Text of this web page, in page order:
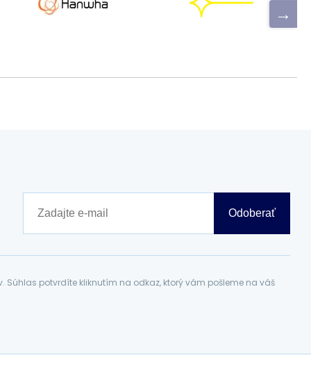
Odoberať
potvrdíte kliknutím na odkaz, ktorý vám pošleme na váš